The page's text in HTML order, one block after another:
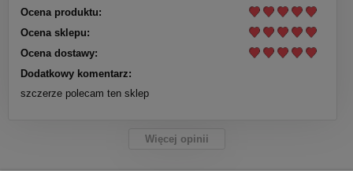
Ocena produktu:
Ocena sklepu:
Ocena dostawy:
Dodatkowy komentarz:
szczerze polecam ten sklep
Więcej opinii